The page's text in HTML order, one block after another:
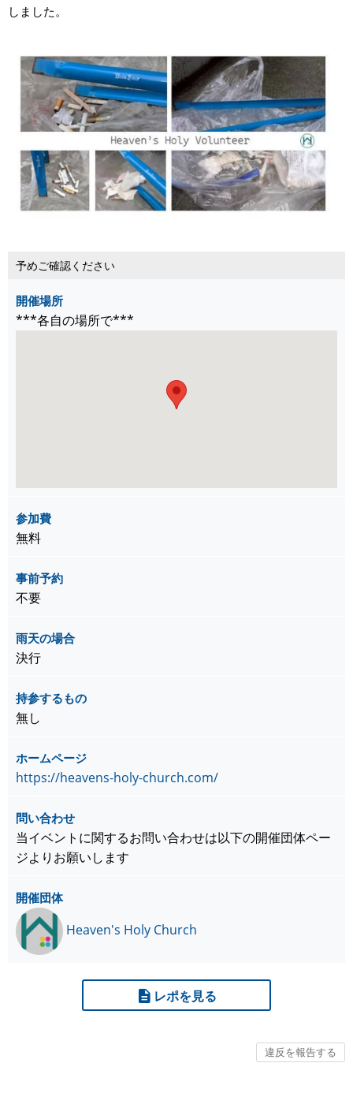
しました。
予めご確認ください
開催場所
***各自の場所で***
参加費
無料
事前予約
不要
雨天の場合
決行
持参するもの
無し
ホームページ
https://heavens-holy-church.com/
問い合わせ
当イベントに関するお問い合わせは以下の開催団体ペー
ジよりお願いします
開催団体
Heaven's Holy Church
レポを見る